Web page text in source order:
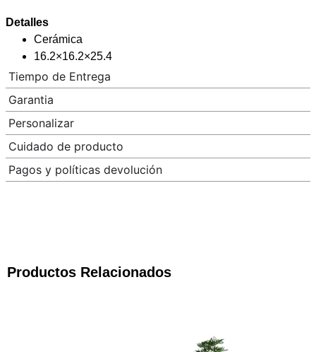
Detalles
Cerámica
16.2×16.2×25.4
Tiempo de Entrega
Garantia
Personalizar
Cuidado de producto
Pagos y políticas devolución
Productos Relacionados